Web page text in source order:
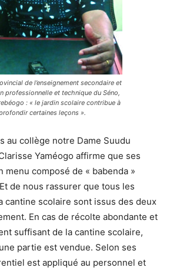
de l’enseignement secondaire et
professionnelle et technique du Séno,
: « le jardin scolaire contribue à
certaines leçons ».
au collège notre Dame Suudu
Yaméogo affirme que ses
menu composé de « babenda »
de nous rassurer que tous les
cantine scolaire sont issus des deux
En cas de récolte abondante et
suffisant de la cantine scolaire,
partie est vendue. Selon ses
est appliqué au personnel et